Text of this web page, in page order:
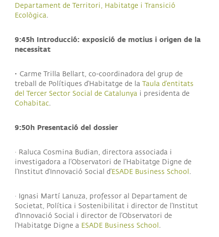
Departament de Territori, Habitatge i Transició
Ecològica.
9:45h Introducció: exposició de motius i origen de la
necessitat
· Carme Trilla Bellart, co-coordinadora del grup de
treball de Polítiques d’Habitatge de la Taula d’entitats
del Tercer Sector Social de Catalunya i presidenta de
Cohabitac.
9:50h Presentació del dossier
· Raluca Cosmina Budian, directora associada i
investigadora a l’Observatori de l’Habitatge Digne de
l’Institut d’Innovació Social d’ESADE Business School .
· Ignasi Martí Lanuza, professor al Departament de
Societat, Política i Sostenibilitat i director de l’Institut
d’Innovació Social i director de l’Observatori de
l’Habitatge Digne a ESADE Business School .